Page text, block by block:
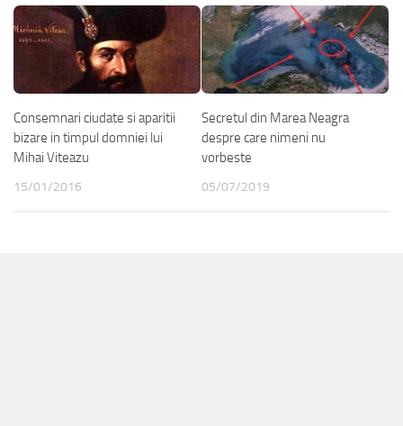
Consemnari ciudate si aparitii
bizare in timpul domniei lui
Mihai Viteazu
15/01/2016
Secretul din Marea Neagra
despre care nimeni nu
vorbeste
05/07/2019